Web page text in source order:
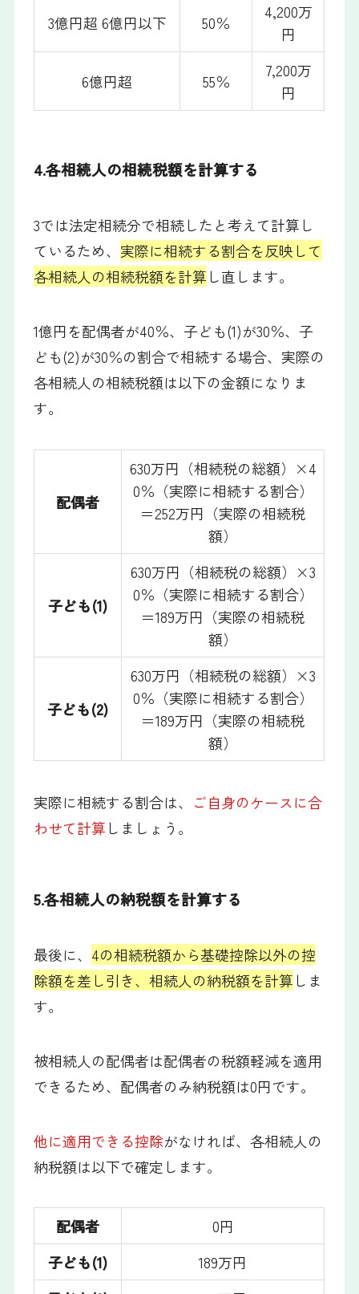
3億円超 6億円以下 50％
4,200万
円
6億円超 55％
7,200万
円
4.各相続人の相続税額を計算する
3では法定相続分で相続したと考えて計算し
ているため、 実際に相続する割合を反映して
各相続人の相続税額を計算 し直します。
1億円を配偶者が40％、子ども(1)が30％、子
ども(2)が30％の割合で相続する場合、実際の
各相続人の相続税額は以下の金額になりま
す。
配偶者
630万円（相続税の総額）×4
0％（実際に相続する割合）
＝252万円（実際の相続税
額）
子ども(1)
630万円（相続税の総額）×3
0％（実際に相続する割合）
＝189万円（実際の相続税
額）
子ども(2)
630万円（相続税の総額）×3
0％（実際に相続する割合）
＝189万円（実際の相続税
額）
実際に相続する割合は、 ご自身のケースに合
わせて計算 しましょう。
5.各相続人の納税額を計算する
最後に、 4の相続税額から基礎控除以外の控
除額を差し引き、相続人の納税額を計算 しま
す。
被相続人の配偶者は配偶者の税額軽減を適用
できるため、配偶者のみ納税額は0円です。
他に適用できる控除がなければ、各相続人の
納税額は以下で確定します。
配偶者
0円
子ども(1)
189万円